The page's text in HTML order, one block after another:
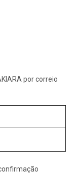
por correio